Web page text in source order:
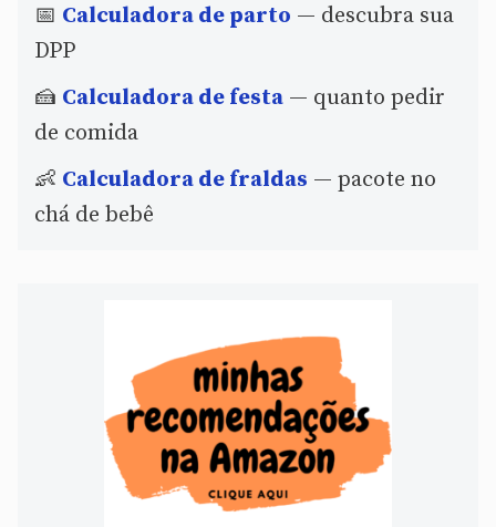
📅 Calculadora de parto — descubra sua
DPP
🍰 Calculadora de festa — quanto pedir
de comida
👶 Calculadora de fraldas — pacote no
chá de bebê